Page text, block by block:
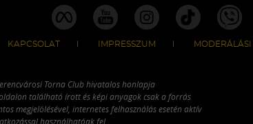
KAPCSOLAT IMPRESSZUM
Torna Club hivatalos honlapja
található írott és képi anyagok csak a forrás
megjelölésével, internetes felhasználás esetén aktív
használhatóak fel.